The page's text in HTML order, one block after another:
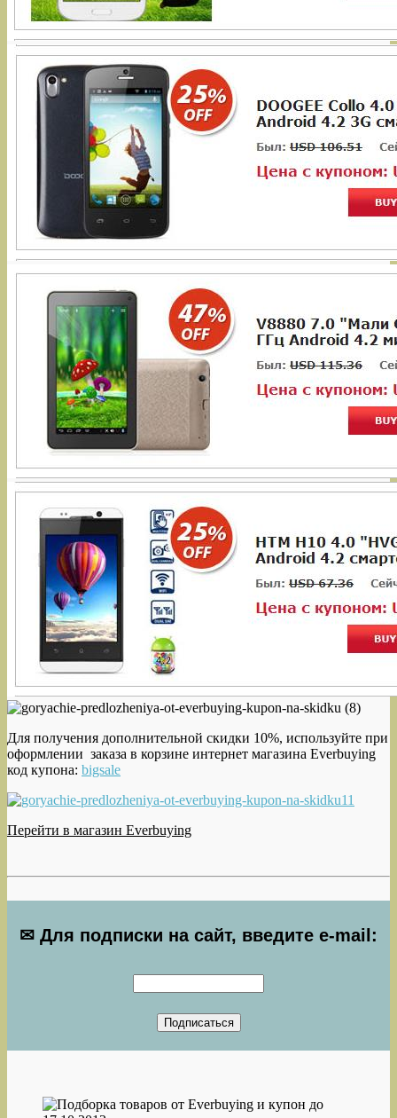
Для получения дополнительной скидки 10%, используйте при
оформлении заказа в корзине интернет магазина Everbuying
код купона: bigsale
Перейти в магазин Everbuying
✉ Для подписки на сайт, введите e-mail: